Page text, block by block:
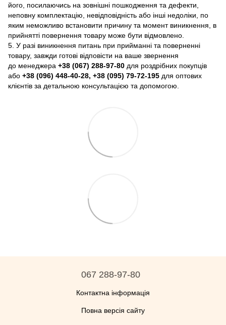
його, посилаючись на зовнішні пошкодження та дефекти,
неповну комплектацію, невідповідність або інші недоліки, по
яким неможливо встановити причину та момент виникнення, в
прийнятті повернення товару може бути відмовлено.
5. У разі виникнення питань при прийманні та поверненні
товару, завжди готові відповісти на ваше звернення
до менеджера +38 (067) 288-97-80 для роздрібних покупців
або +38 (096) 448-40-28, +38 (095) 79-72-195 для оптових
клієнтів за детальною консультацією та допомогою.
067 288-97-80
Контактна інформація
Повна версія сайту